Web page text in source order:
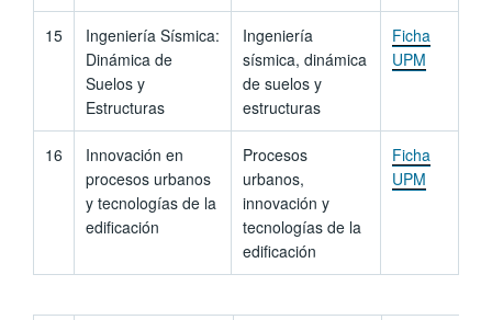
15
Ingeniería Sísmica:
Dinámica de
Suelos y
Estructuras
Ingeniería
sísmica, dinámica
de suelos y
estructuras
Ficha
UPM
16
Innovación en
procesos urbanos
y tecnologías de la
edificación
Procesos
urbanos,
innovación y
tecnologías de la
edificación
Ficha
UPM